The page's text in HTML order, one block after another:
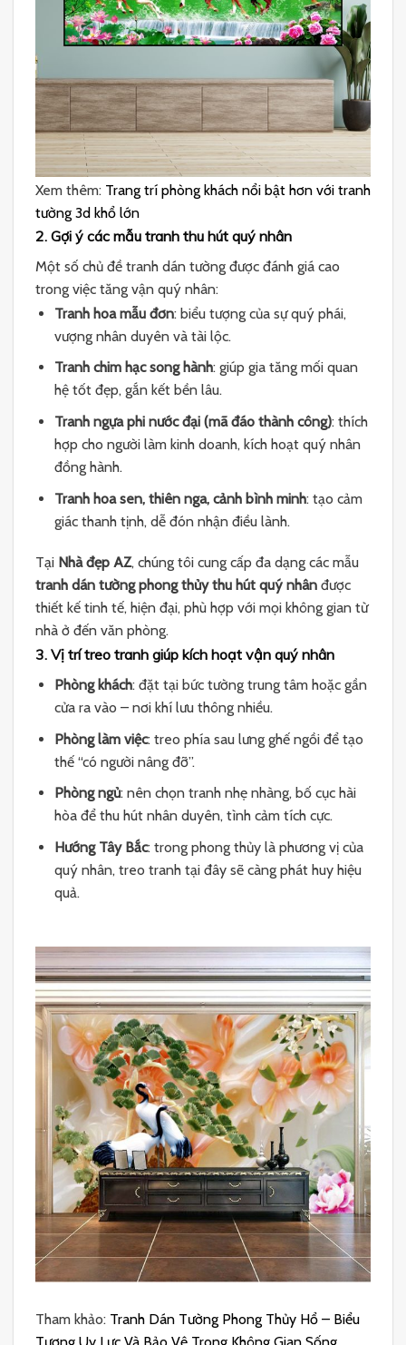
Xem thêm: Trang trí phòng khách nổi bật hơn với tranh
tường 3d khổ lớn
2. Gợi ý các mẫu tranh thu hút quý nhân
Một số chủ đề tranh dán tường được đánh giá cao
trong việc tăng vận quý nhân:
Tranh hoa mẫu đơn: biểu tượng của sự quý phái,
vượng nhân duyên và tài lộc.
Tranh chim hạc song hành: giúp gia tăng mối quan
hệ tốt đẹp, gắn kết bền lâu.
Tranh ngựa phi nước đại (mã đáo thành công): thích
hợp cho người làm kinh doanh, kích hoạt quý nhân
đồng hành.
Tranh hoa sen, thiên nga, cảnh bình minh: tạo cảm
giác thanh tịnh, dễ đón nhận điều lành.
Tại Nhà đẹp AZ, chúng tôi cung cấp đa dạng các mẫu
tranh dán tường phong thủy thu hút quý nhân được
thiết kế tinh tế, hiện đại, phù hợp với mọi không gian từ
nhà ở đến văn phòng.
3. Vị trí treo tranh giúp kích hoạt vận quý nhân
Phòng khách: đặt tại bức tường trung tâm hoặc gần
cửa ra vào – nơi khí lưu thông nhiều.
Phòng làm việc: treo phía sau lưng ghế ngồi để tạo
thế “có người nâng đỡ”.
Phòng ngủ: nên chọn tranh nhẹ nhàng, bố cục hài
hòa để thu hút nhân duyên, tình cảm tích cực.
Hướng Tây Bắc: trong phong thủy là phương vị của
quý nhân, treo tranh tại đây sẽ càng phát huy hiệu
quả.
Tham khảo: Tranh Dán Tường Phong Thủy Hổ – Biểu